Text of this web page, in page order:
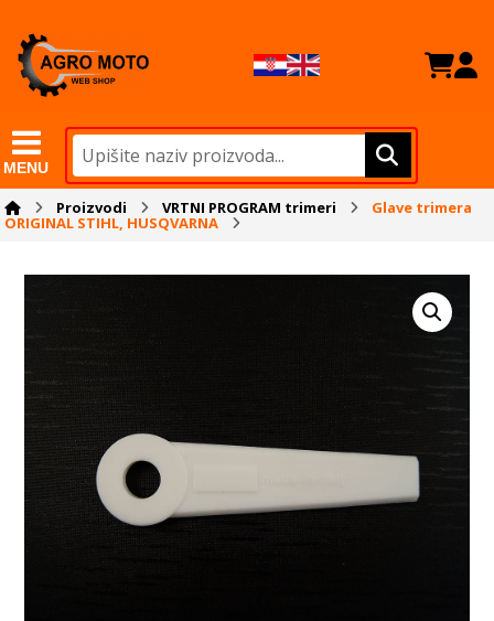
MENU
Proizvodi VRTNI PROGRAM trimeri Glave trimera
ORIGINAL STIHL, HUSQVARNA